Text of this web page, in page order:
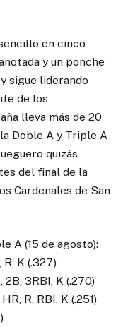
en cinco
y un ponche
sigue liderando
de los
lleva más de 20
Doble A y Triple A
quizás
del final de la
Cardenales de San
A (15 de agosto):
K (.327)
2B, 3RBI, K (.270)
R, RBI, K (.251)